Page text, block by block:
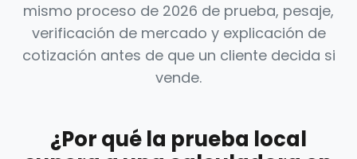
mismo proceso de 2026 de prueba, pesaje,
verificación de mercado y explicación de
cotización antes de que un cliente decida si
vende.
¿Por qué la prueba local